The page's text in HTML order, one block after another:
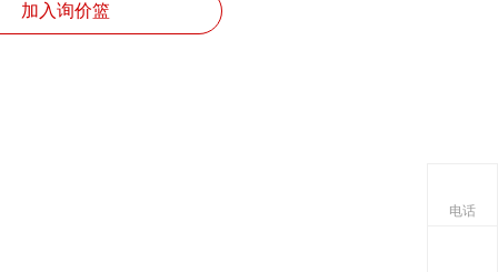
加入询价篮
电话